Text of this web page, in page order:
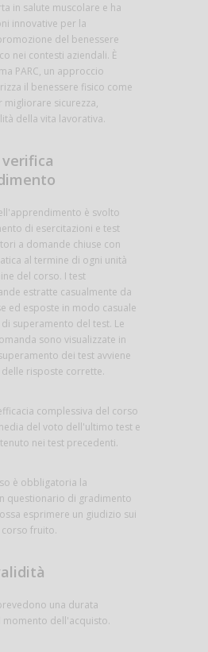
in salute muscolare e ha
innovative per la
del benessere
nei contesti aziendali. È
PARC, un approccio
il benessere fisico come
migliorare sicurezza,
della vita lavorativa.
è svolto
di esercitazioni e test
a domande chiuse con
al termine di ogni unità
del corso. I test
estratte casualmente da
ed esposte in modo casuale
superamento del test. Le
sono visualizzate in
dei test avviene
risposte corrette.
complessiva del corso
del voto dell'ultimo test e
nei test precedenti.
è obbligatoria la
questionario di gradimento
esprimere un giudizio sui
fruito.
una durata
dell'acquisto.